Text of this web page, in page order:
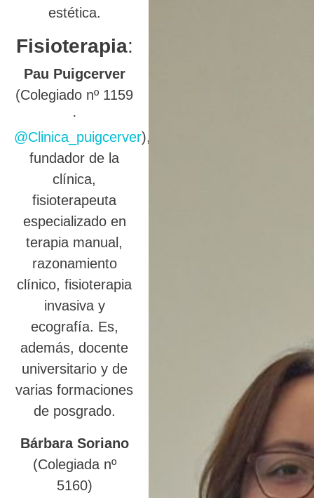
estética.
Fisioterapia:
Pau Puigcerver
(Colegiado nº 1159
·
@Clinica_puigcerver),
fundador de la
clínica,
fisioterapeuta
especializado en
terapia manual,
razonamiento
clínico, fisioterapia
invasiva y
ecografía. Es,
además, docente
universitario y de
varias formaciones
de posgrado.
Bárbara Soriano
(Colegiada nº
5160)